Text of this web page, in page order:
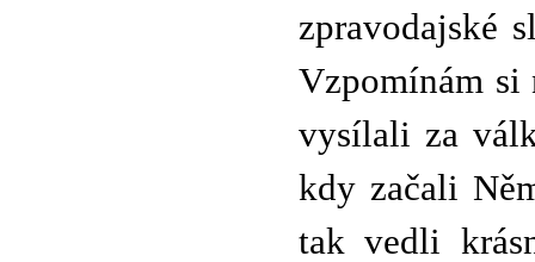
zpravodajské
Vzpomínám si
vysílali za
kdy začali
tak vedli